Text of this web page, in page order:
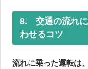
8. 交通の流れに
わせるコツ
流れに乗った運転は